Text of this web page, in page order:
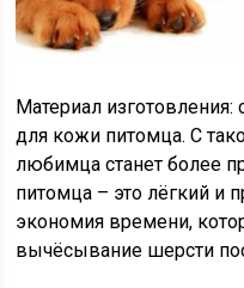
Материал
для кожи питомца. С
любимца станет более
питомца – это лёгкий и
экономия времени,
вычёсывание шерсти